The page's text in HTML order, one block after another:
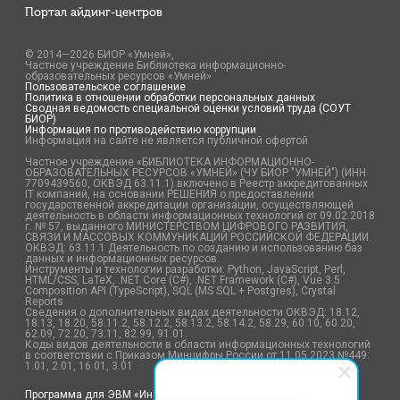
Портал айдинг-центров
© 2014—2026 БИОР «Умней»,
Частное учреждение Библиотека информационно-
образовательных ресурсов «Умней»
Пользовательское соглашение
Политика в отношении обработки персональных данных
Сводная ведомость специальной оценки условий труда (СОУТ
БИОР)
Информация по противодействию коррупции
Информация на сайте не является публичной офертой
Частное учреждение «БИБЛИОТЕКА ИНФОРМАЦИОННО-
ОБРАЗОВАТЕЛЬНЫХ РЕСУРСОВ «УМНЕЙ» (ЧУ БИОР "УМНЕЙ") (ИНН
7709439560, ОКВЭД 63.11.1) включено в Реестр аккредитованных
IT компаний, на основании РЕШЕНИЯ о предоставлении
государственной аккредитации организации, осуществляющей
деятельность в области информационных технологий от 09.02.2018
г. № 57, выданного МИНИСТЕРСТВОМ ЦИФРОВОГО РАЗВИТИЯ,
СВЯЗИ И МАССОВЫХ КОММУНИКАЦИЙ РОССИЙСКОЙ ФЕДЕРАЦИИ.
ОКВЭД: 63.11.1 Деятельность по созданию и использованию баз
данных и информационных ресурсов.
Инструменты и технологии разработки: Python, JavaScript, Perl,
HTML/CSS, LaTeX, .NET Core (C#), .NET Framework (C#), Vue 3.5
Composition API (TypeScript), SQL (MS SQL + Postgres), Crystal
Reports
Сведения о дополнительных видах деятельности ОКВЭД: 18.12,
18.13, 18.20, 58.11.2, 58.12.2, 58.13.2, 58.14.2, 58.29, 60.10, 60.20,
62.09, 72.20, 73.11, 82.99, 91.01.
Коды видов деятельности в области информационных технологий
в соответствии с Приказом Минцифры России от 11.05.2023 №449:
1.01, 2.01, 16.01, 3.01
Программа для ЭВМ «Информационная технология. Программа